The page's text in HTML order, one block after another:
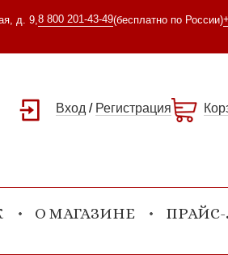
д. 9, 8 800 201-43-49(бесплатно по России)
Вход / Регистрация
О МАГАЗИНЕ